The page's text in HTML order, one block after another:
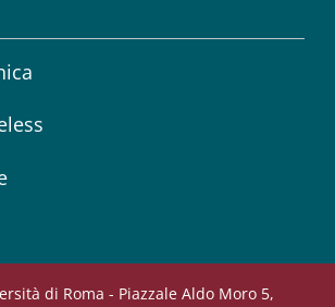
di Roma - Piazzale Aldo Moro 5,